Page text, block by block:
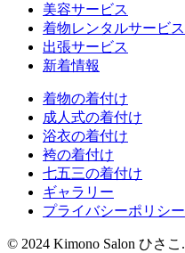
美容サービス
着物レンタルサービス
出張サービス
新着情報
着物の着付け
成人式の着付け
浴衣の着付け
袴の着付け
七五三の着付け
ギャラリー
プライバシーポリシー
© 2024 Kimono Salon ひさこ.